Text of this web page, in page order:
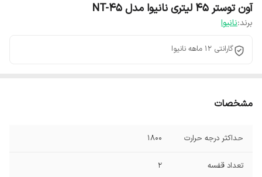
آون توستر ۴۵ لیتری نانیوا مدل NT-45
برند:نانیوا
گارانتی 12 ماهه نانیوا
مشخصات
حداکثر درجه حرارت 1800
تعداد قفسه 2